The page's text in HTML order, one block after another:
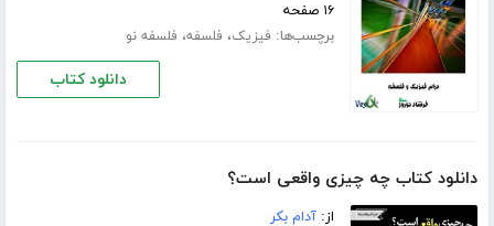
۱۶ صفحه
برچسب‌ها: فیزیک، فلسفه، فلسفه نو
دانلود کتاب
دانلود کتاب چه چیزی واقعی است؟
از:آدام بکر